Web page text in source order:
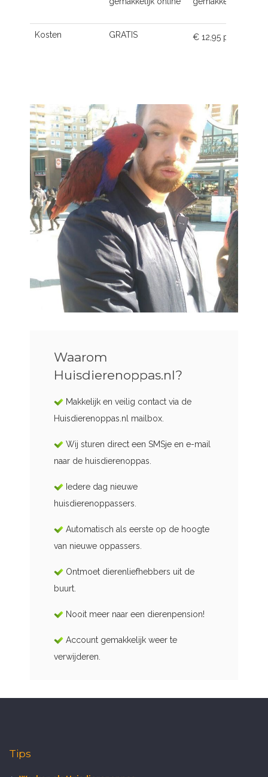
Kosten GRATIS € 12,95 p.m.
Waarom
Huisdierenoppas.nl?
Makkelijk en veilig contact via de
Huisdierenoppas.nl mailbox.
Wij sturen direct een SMSje en e-mail
naar de huisdierenoppas.
Iedere dag nieuwe
huisdierenoppassers.
Automatisch als eerste op de hoogte
van nieuwe oppassers.
Ontmoet dierenliefhebbers uit de
buurt.
Nooit meer naar een dierenpension!
Account gemakkelijk weer te
verwijderen.
Tips